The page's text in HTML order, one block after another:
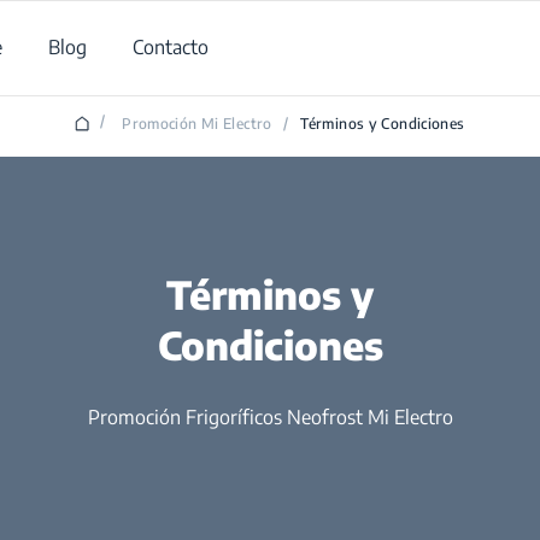
Blog Contacto
/ Promoción Mi Electro / Términos y Condiciones
Términos y
Condiciones
Promoción Frigoríficos Neofrost Mi Electro